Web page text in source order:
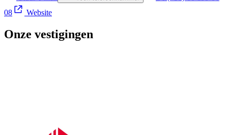
08
Website
Onze vestigingen